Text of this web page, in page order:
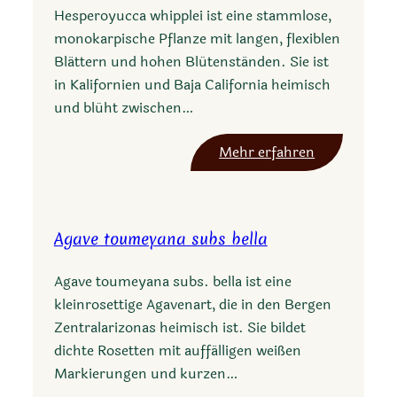
Hesperoyucca whipplei ist eine stammlose,
monokarpische Pflanze mit langen, flexiblen
Blättern und hohen Blütenständen. Sie ist
in Kalifornien und Baja California heimisch
und blüht zwischen…
Mehr erfahren
H
o
Agave toumeyana subs bella
Agave toumeyana subs. bella ist eine
kleinrosettige Agavenart, die in den Bergen
Zentralarizonas heimisch ist. Sie bildet
dichte Rosetten mit auffälligen weißen
Markierungen und kurzen…